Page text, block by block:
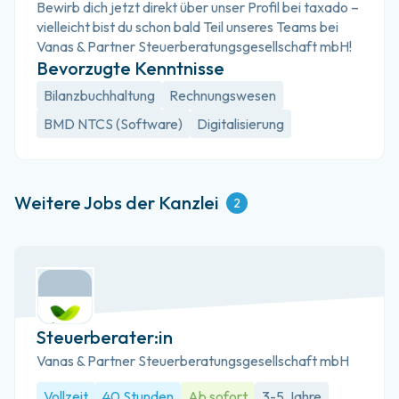
Bewirb dich jetzt direkt über unser Profil bei taxado –
vielleicht bist du schon bald Teil unseres Teams bei
Vanas & Partner Steuerberatungsgesellschaft mbH!
Bevorzugte Kenntnisse
Bilanzbuchhaltung
Rechnungswesen
BMD NTCS (Software)
Digitalisierung
Weitere Jobs der Kanzlei 2
Steuerberater:in
Vanas & Partner Steuerberatungsgesellschaft mbH